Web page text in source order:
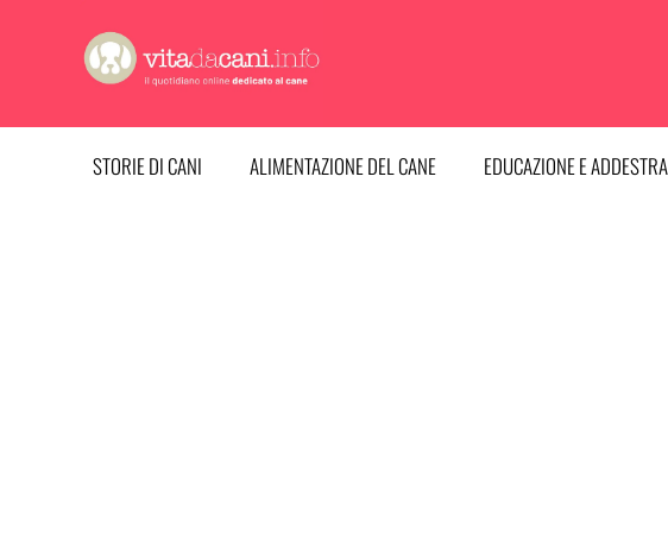
contenuto
STORIE DI CANI ALIMENTAZIONE DEL CANE EDUCAZIONE E